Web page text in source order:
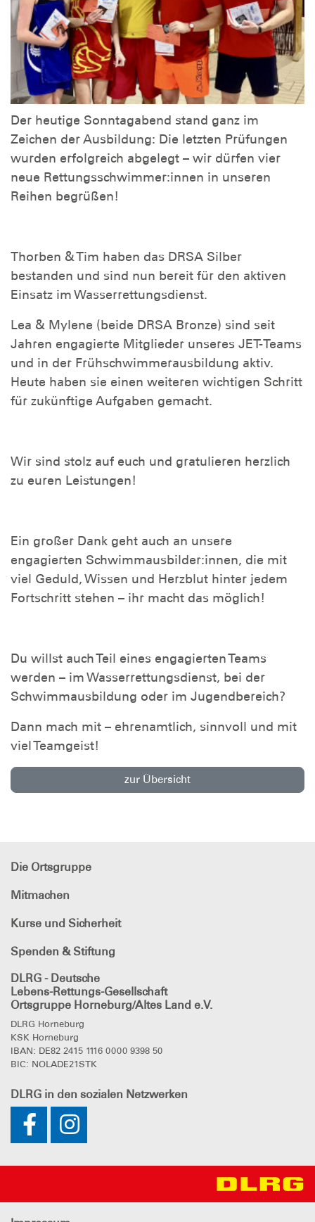
Der heutige Sonntagabend stand ganz im
Zeichen der Ausbildung: Die letzten Prüfungen
wurden erfolgreich abgelegt – wir dürfen vier
neue Rettungsschwimmer:innen in unseren
Reihen begrüßen!
Thorben & Tim haben das DRSA Silber
bestanden und sind nun bereit für den aktiven
Einsatz im Wasserrettungsdienst.
Lea & Mylene (beide DRSA Bronze) sind seit
Jahren engagierte Mitglieder unseres JET-Teams
und in der Frühschwimmerausbildung aktiv.
Heute haben sie einen weiteren wichtigen Schritt
für zukünftige Aufgaben gemacht.
Wir sind stolz auf euch und gratulieren herzlich
zu euren Leistungen!
Ein großer Dank geht auch an unsere
engagierten Schwimmausbilder:innen, die mit
viel Geduld, Wissen und Herzblut hinter jedem
Fortschritt stehen – ihr macht das möglich!
Du willst auch Teil eines engagierten Teams
werden – im Wasserrettungsdienst, bei der
Schwimmausbildung oder im Jugendbereich?
Dann mach mit – ehrenamtlich, sinnvoll und mit
viel Teamgeist!
zur Übersicht
Die Ortsgruppe
Mitmachen
Kurse und Sicherheit
Spenden & Stiftung
DLRG - Deutsche
Lebens-Rettungs-Gesellschaft
Ortsgruppe Horneburg/Altes Land e.V.
DLRG Horneburg
KSK Horneburg
IBAN: DE82 2415 1116 0000 9398 50
BIC: NOLADE21STK
DLRG in den sozialen Netzwerken